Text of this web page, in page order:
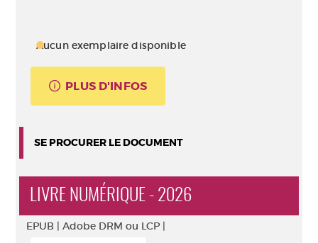
Aucun exemplaire disponible
PLUS D'INFOS
SE PROCURER LE DOCUMENT
LIVRE NUMÉRIQUE - 2026
EPUB | Adobe DRM ou LCP |